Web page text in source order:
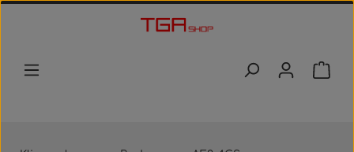
Zum Hauptinhalt springen